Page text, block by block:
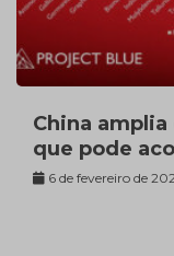
China amplia
que pode
6 de fevereiro de